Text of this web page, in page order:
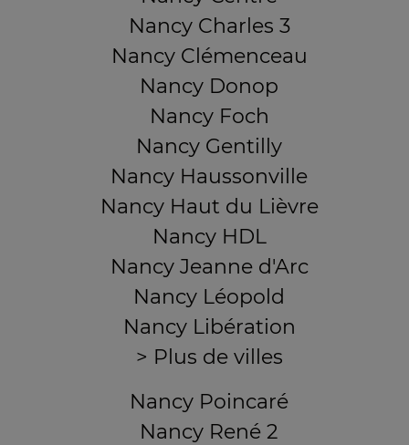
Nancy Charles 3
Nancy Clémenceau
Nancy Donop
Nancy Foch
Nancy Gentilly
Nancy Haussonville
Nancy Haut du Lièvre
Nancy HDL
Nancy Jeanne d'Arc
Nancy Léopold
Nancy Libération
> Plus de villes
Nancy Poincaré
Nancy René 2